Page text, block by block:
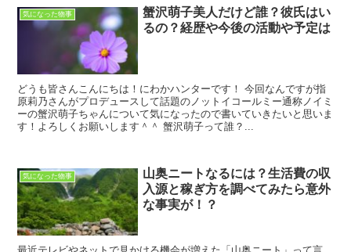
気になった物事
蟹沢萌子美人だけど誰？彼氏はい
るの？経歴や今後の活動や予定は
どうも皆さんこんにちは！にわかハンターです！ 今回なんですが指
原莉乃さんがプロデュースして話題のノットイコールミー通称ノイミ
ーの蟹沢萌子ちゃんについて気になったので書いていきたいと思いま
す！よろしくお願いします＾＾ 蟹沢萌子って誰？...
気になった物事
山奥ニートなるには？生活費の収
入源と稼ぎ方を調べてみたら意外
な事実が！？